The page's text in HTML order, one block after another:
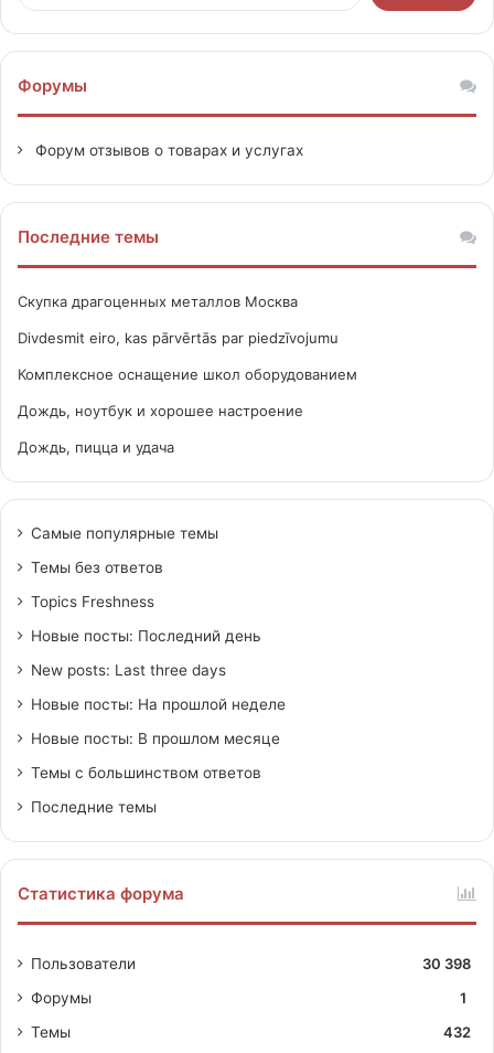
Форумы
Форум отзывов о товарах и услугах
Последние темы
Скупка драгоценных металлов Москва
Divdesmit eiro, kas pārvērtās par piedzīvojumu
Комплексное оснащение школ оборудованием
Дождь, ноутбук и хорошее настроение
Дождь, пицца и удача
Самые популярные темы
Темы без ответов
Topics Freshness
Новые посты: Последний день
New posts: Last three days
Новые посты: На прошлой неделе
Новые посты: В прошлом месяце
Темы с большинством ответов
Последние темы
Статистика форума
Пользователи
30 398
Форумы
1
Темы
432